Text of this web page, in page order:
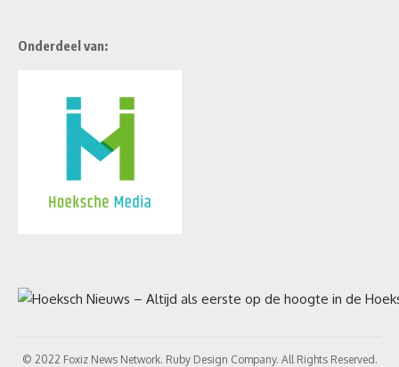
Onderdeel van:
© 2022 Foxiz News Network. Ruby Design Company. All Rights Reserved.